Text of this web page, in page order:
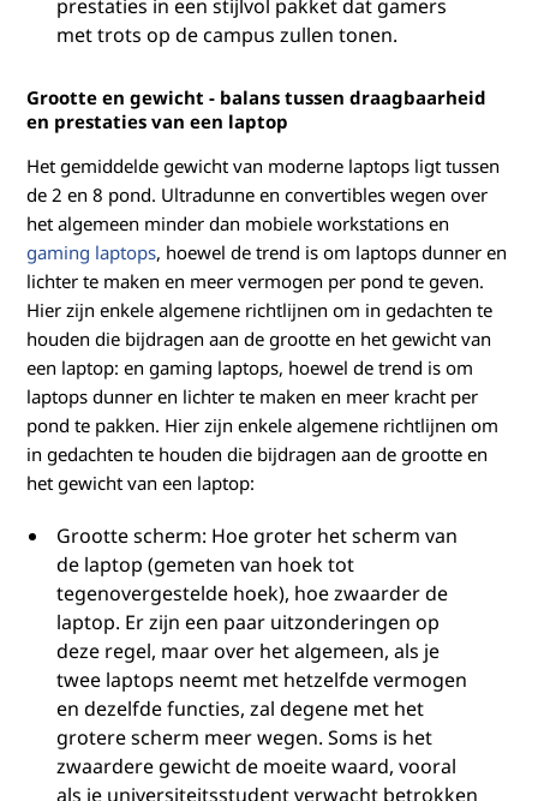
prestaties in een stijlvol pakket dat gamers
met trots op de campus zullen tonen.
Grootte en gewicht - balans tussen draagbaarheid
en prestaties van een laptop
Het gemiddelde gewicht van moderne laptops ligt tussen
de 2 en 8 pond. Ultradunne en convertibles wegen over
het algemeen minder dan mobiele workstations en
gaming laptops, hoewel de trend is om laptops dunner en
lichter te maken en meer vermogen per pond te geven.
Hier zijn enkele algemene richtlijnen om in gedachten te
houden die bijdragen aan de grootte en het gewicht van
een laptop: en gaming laptops, hoewel de trend is om
laptops dunner en lichter te maken en meer kracht per
pond te pakken. Hier zijn enkele algemene richtlijnen om
in gedachten te houden die bijdragen aan de grootte en
het gewicht van een laptop:
Grootte scherm: Hoe groter het scherm van
de laptop (gemeten van hoek tot
tegenovergestelde hoek), hoe zwaarder de
laptop. Er zijn een paar uitzonderingen op
deze regel, maar over het algemeen, als je
twee laptops neemt met hetzelfde vermogen
en dezelfde functies, zal degene met het
grotere scherm meer wegen. Soms is het
zwaardere gewicht de moeite waard, vooral
als je universiteitsstudent verwacht betrokken